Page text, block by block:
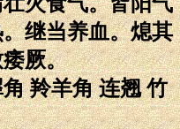
继当养血。熄其
厥。
羚羊角 连翘 竹